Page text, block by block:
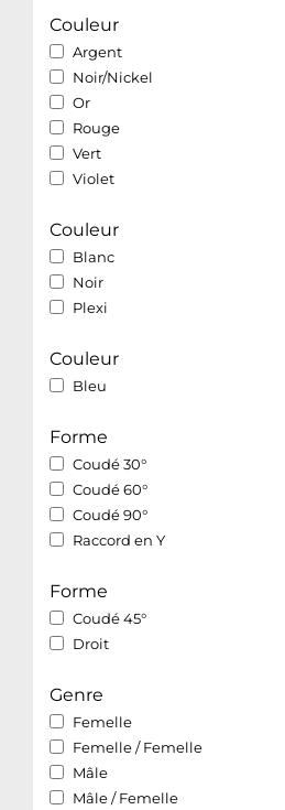
Couleur
Argent
Noir/Nickel
Or
Rouge
Vert
Violet
Couleur
Blanc
Noir
Plexi
Couleur
Bleu
Forme
Coudé 30°
Coudé 60°
Coudé 90°
Raccord en Y
Forme
Coudé 45°
Droit
Genre
Femelle
Femelle / Femelle
Mâle
Mâle / Femelle